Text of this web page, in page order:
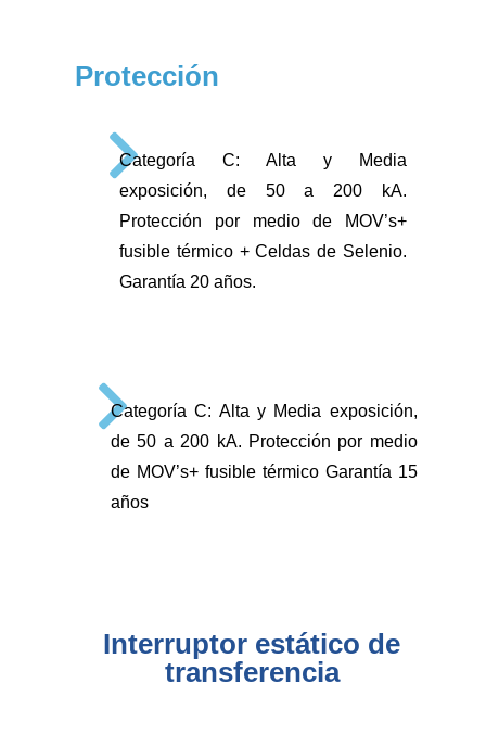
Protección
Categoría C: Alta y Media
exposición, de 50 a 200 kA.
Protección por medio de MOV’s+
fusible térmico + Celdas de Selenio.
Garantía 20 años.
Categoría C: Alta y Media exposición,
de 50 a 200 kA. Protección por medio
de MOV’s+ fusible térmico Garantía 15
años
Interruptor estático de
transferencia